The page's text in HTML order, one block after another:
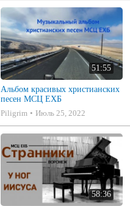
51:55
Альбом красивых христианских
песен МСЦ ЕХБ
Piligrim
Июль 25, 2022
58:36